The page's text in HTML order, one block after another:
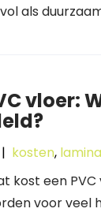
als
vloer:
| kosten,
kost een PVC
voor veel